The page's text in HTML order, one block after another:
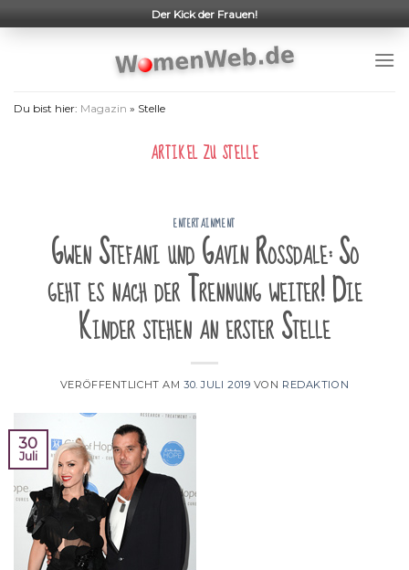
to
Der Kick der Frauen!
Du bist hier: Magazin » Stelle
ARTIKEL ZU STELLE
ENTERTAINMENT
Gwen Stefani und Gavin Rossdale: So
geht es nach der Trennung weiter! Die
Kinder stehen an erster Stelle
VERÖFFENTLICHT AM 30. JULI 2019 VON REDAKTION
30
Juli